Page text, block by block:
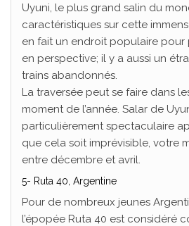
Uyuni, le plus grand salin du
caractéristiques sur cette
en fait un endroit populaire
en perspective; il y a aussi un
trains abandonnés.
La traversée peut se faire dans
moment de l’année. Salar de
particulièrement spectaculaire
que cela soit imprévisible, votre
entre décembre et avril.
5- Ruta 40, Argentine
Pour de nombreux jeunes
l’épopée Ruta 40 est considéré